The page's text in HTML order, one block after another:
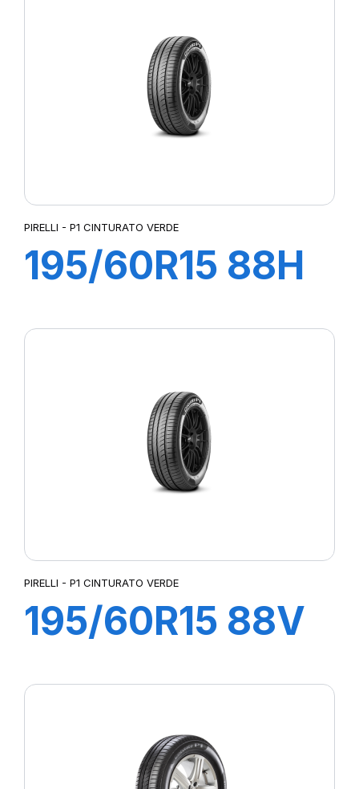
PIRELLI - P1 CINTURATO VERDE
195/60R15 88H
PIRELLI - P1 CINTURATO VERDE
195/60R15 88V